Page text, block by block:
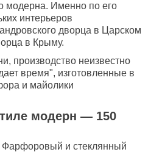
модерна. Именно по его
интерьеров
дворца в Царском
в Крыму.
производство неизвестно
время", изготовленные в
и майолики
модерн — 150
и стеклянный